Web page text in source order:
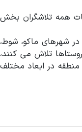
همه تلاشگران بخش
شهرهای ماکو، شوط،
تلاش می کنند،
در ابعاد مختلف